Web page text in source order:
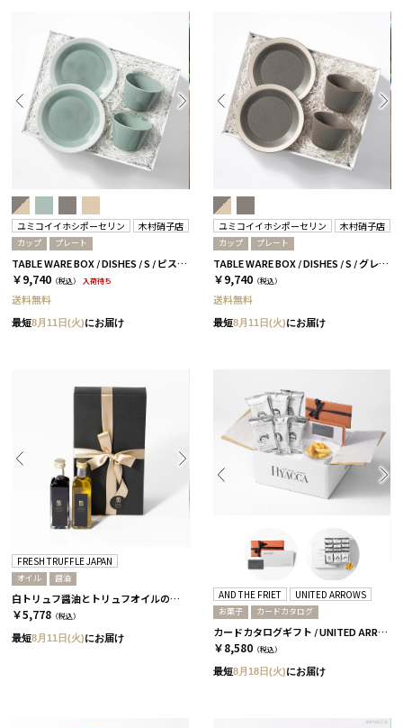
ユミコイイホシポーセリン 木村硝子店
カップ プレート
TABLE WARE BOX / DISHES / S / ピスタチオグリーン［イイホシユミコ×木村硝子店］
￥9,740 （税込） 入荷待ち
送料無料
最短8月11日(火)にお届け
ユミコイイホシポーセリン 木村硝子店
カップ プレート
TABLE WARE BOX / DISHES / S / グレー［イイホシユミコ×木村硝子店］
￥9,740 （税込）
送料無料
最短8月11日(火)にお届け
FRESH TRUFFLE JAPAN
オイル 醤油
白トリュフ醤油とトリュフオイルのセット［FRESH TRUFFLE JAPAN］
￥5,778 （税込）
最短8月11日(火)にお届け
AND THE FRIET UNITED ARROWS
お菓子 カードカタログ
カードカタログギフト / UNITED ARROWS THE GIFT LIST+アンドザフリット DRIED FRIET ギフトボックス ミニ 12個 / TP-CARD
￥8,580 （税込）
最短8月18日(火)にお届け